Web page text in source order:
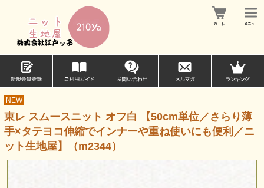
NEW
東レ スムースニット オフ白 【50cm単位／さらり薄
手×タテヨコ伸縮でインナーや重ね使いにも便利／ニ
ット生地屋】（m2344）